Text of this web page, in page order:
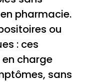
pharmacie.
ou
: ces
charge
sans